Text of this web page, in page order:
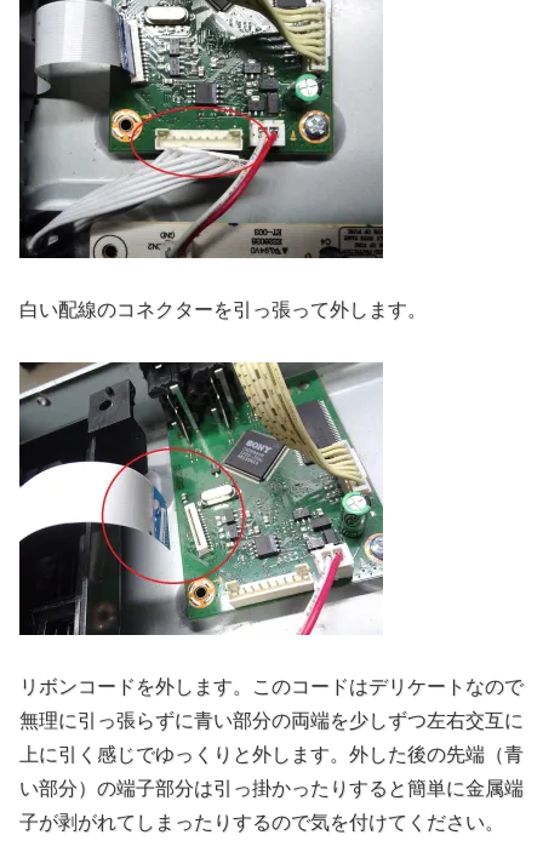
白い配線のコネクターを引っ張って外します。
リボンコードを外します。このコードはデリケートなので
無理に引っ張らずに青い部分の両端を少しずつ左右交互に
上に引く感じでゆっくりと外します。外した後の先端（青
い部分）の端子部分は引っ掛かったりすると簡単に金属端
子が剥がれてしまったりするので気を付けてください。